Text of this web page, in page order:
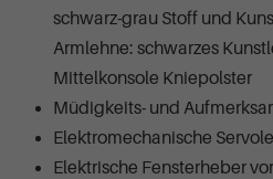
schwarz-grau Stoff und
Armlehne: schwarzes
Mittelkonsole Kniepolster
Müdigkeits- und
Elektromechanische
Elektrische Fensterheber